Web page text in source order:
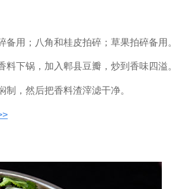
用；八角和桂皮拍碎；草果拍碎备用。
下锅，加入郫县豆瓣，炒到香味四溢。
制，然后把香料渣滓滤干净。